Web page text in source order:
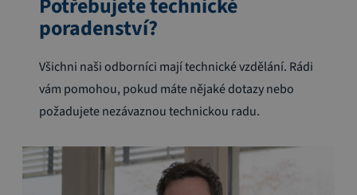
poradenství?
Všichni naši odborníci mají technické vzdělání. Rádi
vám pomohou, pokud máte nějaké dotazy nebo
požadujete nezávaznou technickou radu.